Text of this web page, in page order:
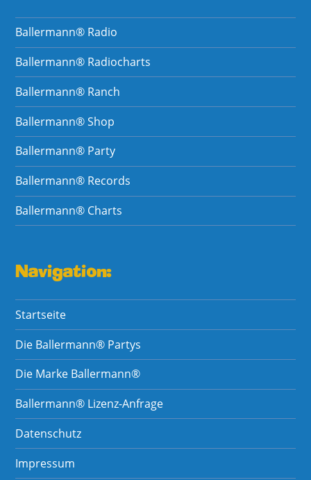
Ballermann® Radio
Ballermann® Radiocharts
Ballermann® Ranch
Ballermann® Shop
Ballermann® Party
Ballermann® Records
Ballermann® Charts
Navigation:
Startseite
Die Ballermann® Partys
Die Marke Ballermann®
Ballermann® Lizenz-Anfrage
Datenschutz
Impressum